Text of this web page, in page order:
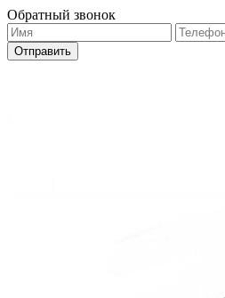
Обратный звонок